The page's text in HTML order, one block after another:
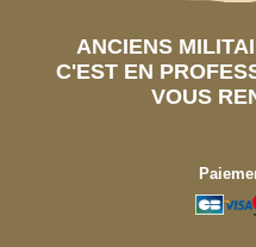
ANCIENS
C'EST EN
VOUS